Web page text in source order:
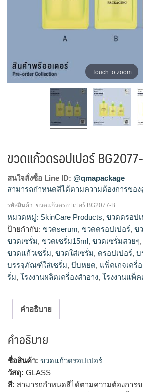
Touch to zoom
ขวดแก้วดรอปเปอร์
สนใจสั่งซื้อ Line ID: @qmapackage
สามารถกำหนดสีได้ตามความต้องการของ
ขวดแก้วดรอปเปอร์, ขวดแก้วเซรั่ม, ดรอป
รั่ม, ขวดแก้วเซรั่ม, ขวดเซรั่ม, ขวดใส่เซรั่
เซรั่ม, บีบหยด, ขวดเซรั่มสวยๆ, ขวด
ขวดเซรั่ม15ml, ขวดรองพื้น เครื่องสำอาง
สำอาง, แพ็คเกจเครื่องสำอาง, โรงงานแพ็ค
โรงงานผลิตเครื่องสำอาง
รหัสสินค้า: ขวดแก้วดรอปเปอร์ BG2077-B
หมวดหมู่: SkinCare Products, ขวดดรอป
ป้ายกำกับ: ขวดserum, ขวดดรอปเปอร์, ข
ขวดเซรั่ม, ขวดเซรั่ม15ml, ขวดเซรั่มสวยๆ,
ขวดแก้วเซรั่ม, ขวดใส่เซรั่ม, ดรอปเปอร์, บ
บรรจุภัณฑ์ใส่เซรั่ม, บีบหยด, แพ็คเกจเครื่
รั่ม, โรงงานผลิตเครื่องสำอาง, โรงงานแพ็ค
คำอธิบาย
คำอธิบาย
ชื่อสินค้า: ขวดแก้วดรอปเปอร์
วัสดุ: GLASS
สี: สามารถกำหนดสีได้ตามความต้องการ